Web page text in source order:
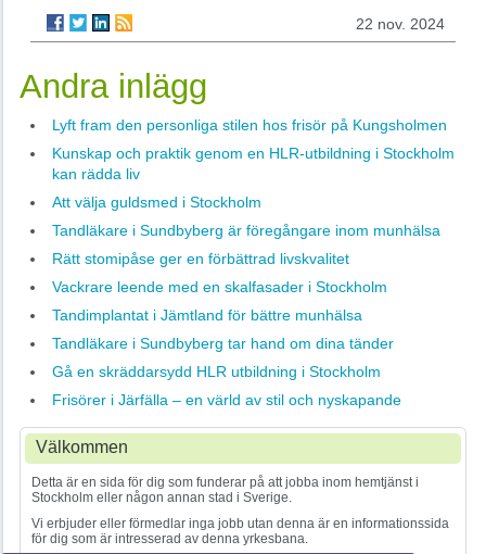
22 nov. 2024
Andra inlägg
Lyft fram den personliga stilen hos frisör på Kungsholmen
Kunskap och praktik genom en HLR-utbildning i Stockholm
kan rädda liv
Att välja guldsmed i Stockholm
Tandläkare i Sundbyberg är föregångare inom munhälsa
Rätt stomipåse ger en förbättrad livskvalitet
Vackrare leende med en skalfasader i Stockholm
Tandimplantat i Jämtland för bättre munhälsa
Tandläkare i Sundbyberg tar hand om dina tänder
Gå en skräddarsydd HLR utbildning i Stockholm
Frisörer i Järfälla – en värld av stil och nyskapande
Välkommen
Detta är en sida för dig som funderar på att jobba inom hemtjänst i
Stockholm eller någon annan stad i Sverige.
Vi erbjuder eller förmedlar inga jobb utan denna är en informationssida
för dig som är intresserad av denna yrkesbana.